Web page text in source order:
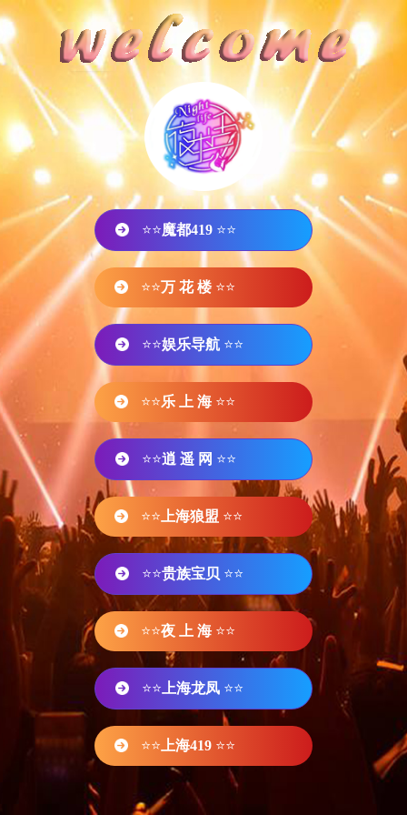
⭐⭐魔都419 ⭐⭐
⭐⭐万 花 楼 ⭐⭐
⭐⭐娱乐导航 ⭐⭐
⭐⭐乐 上 海 ⭐⭐
⭐⭐逍 遥 网 ⭐⭐
⭐⭐ 上海狼盟 ⭐⭐
⭐⭐贵族宝贝 ⭐⭐
⭐⭐夜 上 海 ⭐⭐
⭐⭐ 上海龙凤 ⭐⭐
⭐⭐ 上海419 ⭐⭐